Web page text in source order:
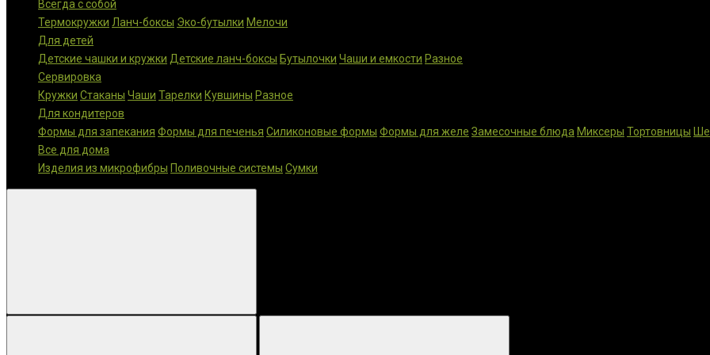
Всегда с собой
Термокружки Ланч-боксы Эко-бутылки Мелочи
Для детей
Детские чашки и кружки Детские ланч-боксы Бутылочки Чаши и емкости Разное
Сервировка
Кружки Стаканы Чаши Тарелки Кувшины Разное
Для кондитеров
Формы для запекания Формы для печенья Силиконовые формы Формы для желе Замесочные блюда Миксеры Тортовницы
Все для дома
Изделия из микрофибры Поливочные системы Сумки